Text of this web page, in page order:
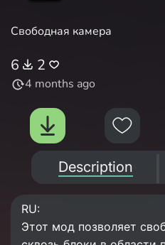
Свободная камера
6 2
4 months ago
Description
RU:
Этот мод позволяет